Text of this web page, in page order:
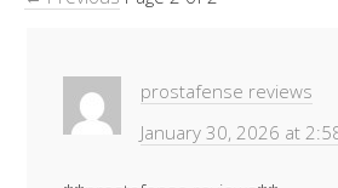
prostafense reviews
January 30, 2026 at